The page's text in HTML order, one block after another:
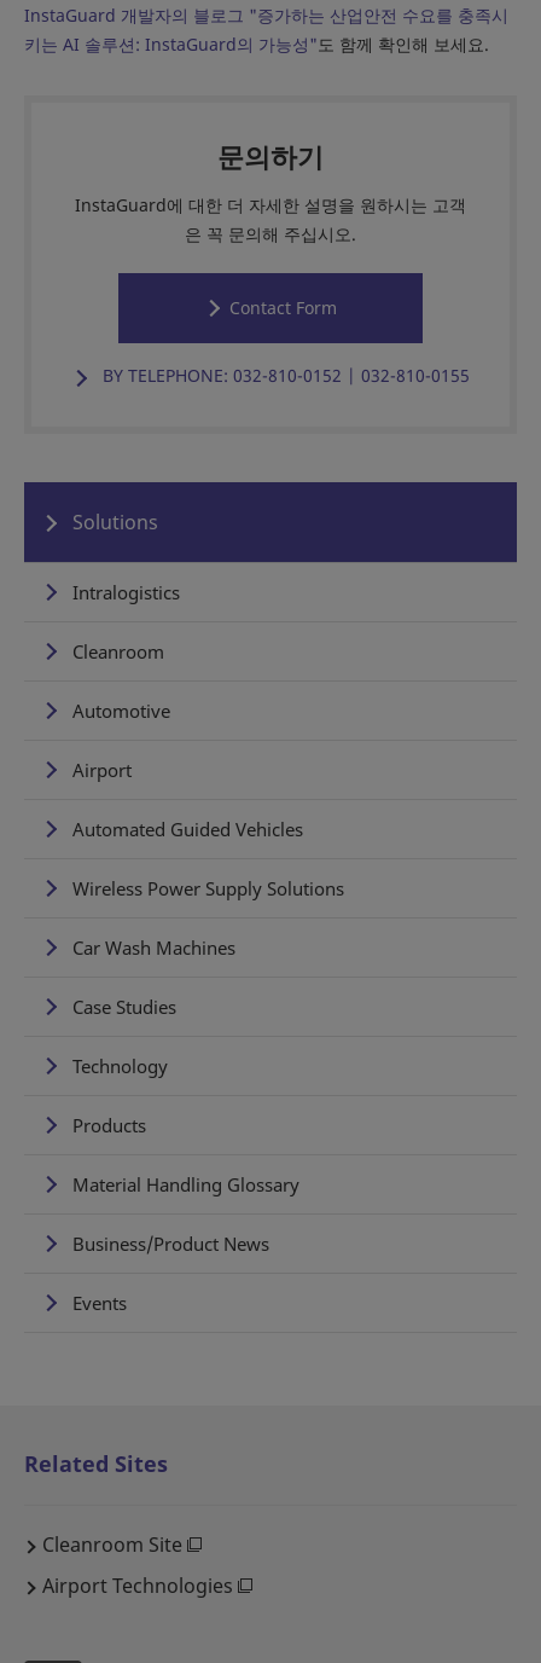
InstaGuard 개발자의 블로그 "증가하는 산업안전 수요를 충족시
키는 AI 솔루션: InstaGuard의 가능성"도 함께 확인해 보세요.
문의하기
InstaGuard에 대한 더 자세한 설명을 원하시는 고객
은 꼭 문의해 주십시오.
Contact Form
BY TELEPHONE: 032-810-0152 | 032-810-0155
Solutions
Intralogistics
Cleanroom
Automotive
Airport
Automated Guided Vehicles
Wireless Power Supply Solutions
Car Wash Machines
Case Studies
Technology
Products
Material Handling Glossary
Business/Product News
Events
Related Sites
Cleanroom Site
Airport Technologies